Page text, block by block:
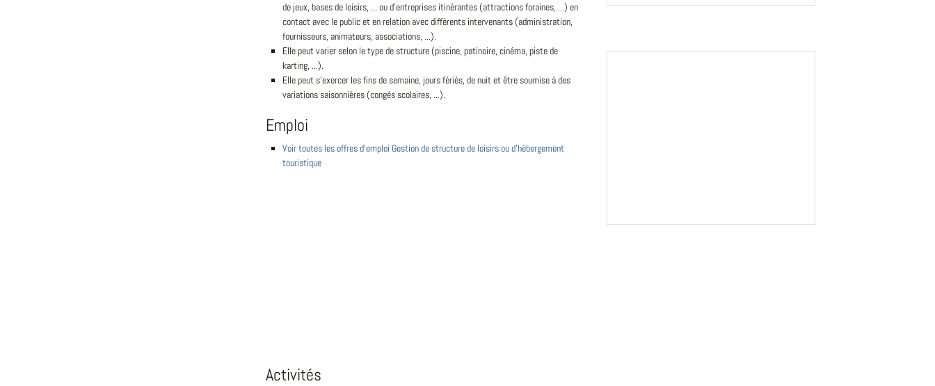
de jeux, bases de loisirs, ... ou d'entreprises itinérantes (attractions foraines, ...) en
contact avec le public et en relation avec différents intervenants (administration,
fournisseurs, animateurs, associations, ...).
Elle peut varier selon le type de structure (piscine, patinoire, cinéma, piste de
karting, ...).
Elle peut s'exercer les fins de semaine, jours fériés, de nuit et être soumise à des
variations saisonnières (congés scolaires, ...).
Emploi
Voir toutes les offres d'emploi Gestion de structure de loisirs ou d'hébergement
touristique
Activités